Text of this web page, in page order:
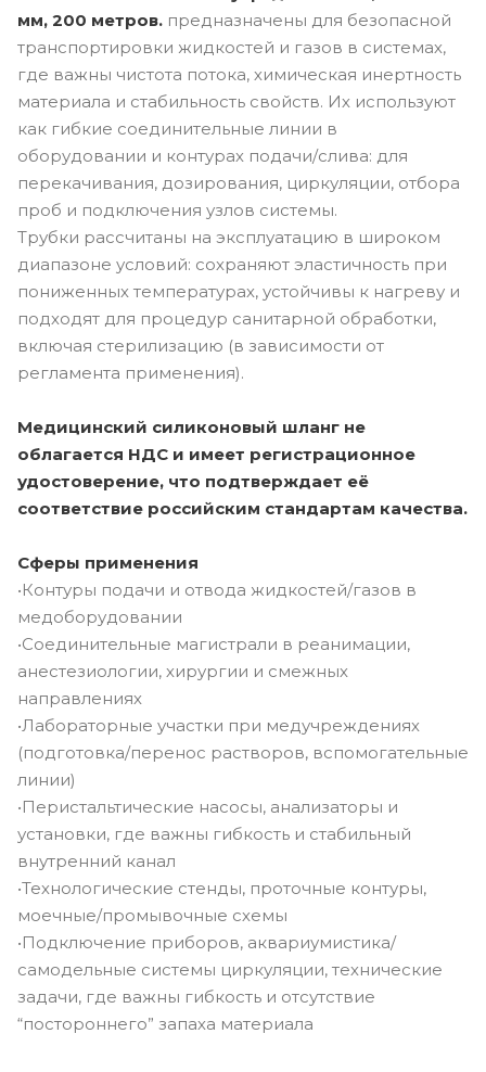
мм, 200 метров. предназначены для безопасной
транспортировки жидкостей и газов в системах,
где важны чистота потока, химическая инертность
материала и стабильность свойств. Их используют
как гибкие соединительные линии в
оборудовании и контурах подачи/слива: для
перекачивания, дозирования, циркуляции, отбора
проб и подключения узлов системы.
Трубки рассчитаны на эксплуатацию в широком
диапазоне условий: сохраняют эластичность при
пониженных температурах, устойчивы к нагреву и
подходят для процедур санитарной обработки,
включая стерилизацию (в зависимости от
регламента применения).
Медицинский силиконовый шланг не
облагается НДС и имеет регистрационное
удостоверение, что подтверждает её
соответствие российским стандартам качества.
Сферы применения
•Контуры подачи и отвода жидкостей/газов в
медоборудовании
•Соединительные магистрали в реанимации,
анестезиологии, хирургии и смежных
направлениях
•Лабораторные участки при медучреждениях
(подготовка/перенос растворов, вспомогательные
линии)
•Перистальтические насосы, анализаторы и
установки, где важны гибкость и стабильный
внутренний канал
•Технологические стенды, проточные контуры,
моечные/промывочные схемы
•Подключение приборов, аквариумистика/
самодельные системы циркуляции, технические
задачи, где важны гибкость и отсутствие
“постороннего” запаха материала